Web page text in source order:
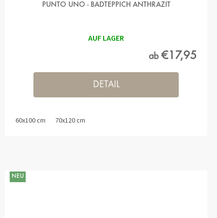
PUNTO UNO - BADTEPPICH ANTHRAZIT
AUF LAGER
ab€17,95
DETAIL
60x100 cm 70x120 cm
NEU